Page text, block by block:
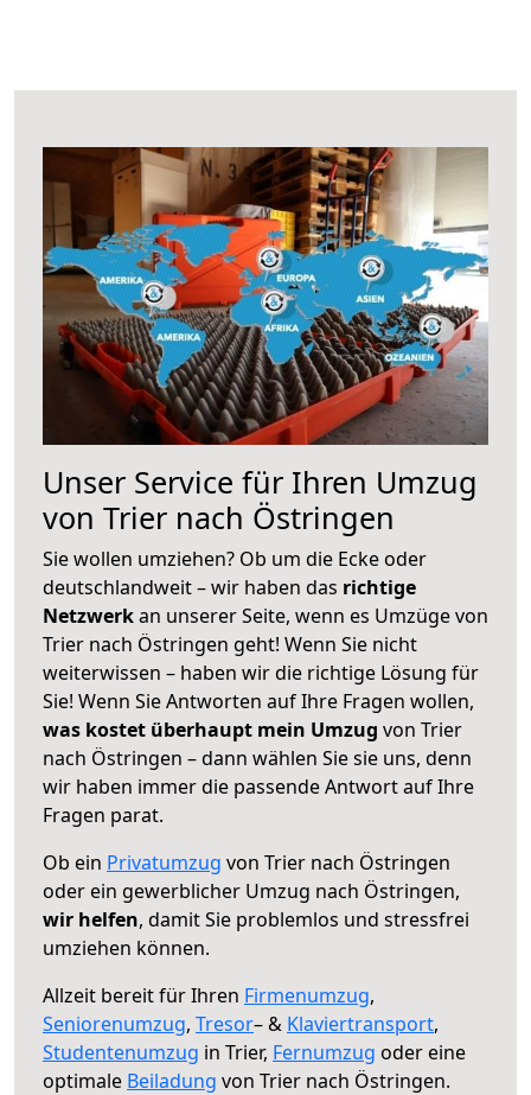
Unser Service für Ihren Umzug
von Trier nach Östringen
Sie wollen umziehen? Ob um die Ecke oder
deutschlandweit – wir haben das richtige
Netzwerkan unserer Seite, wenn es Umzüge von
Trier nach Östringen geht! Wenn Sie nicht
weiterwissen – haben wir die richtige Lösung für
Sie! Wenn Sie Antworten auf Ihre Fragen wollen,
was kostet überhaupt mein Umzug von Trier
nach Östringen – dann wählen Sie sie uns, denn
wir haben immer die passende Antwort auf Ihre
Fragen parat.
Ob ein Privatumzug von Trier nach Östringen
oder ein gewerblicher Umzug nach Östringen,
wir helfen, damit Sie problemlos und stressfrei
umziehen können.
Allzeit bereit für Ihren Firmenumzug,
Seniorenumzug, Tresor– & Klaviertransport,
Studentenumzug in Trier, Fernumzug oder eine
optimale Beiladung von Trier nach Östringen.